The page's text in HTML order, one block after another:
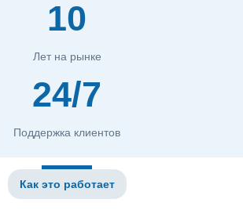
10
Лет на рынке
24/7
Поддержка клиентов
Как это работает